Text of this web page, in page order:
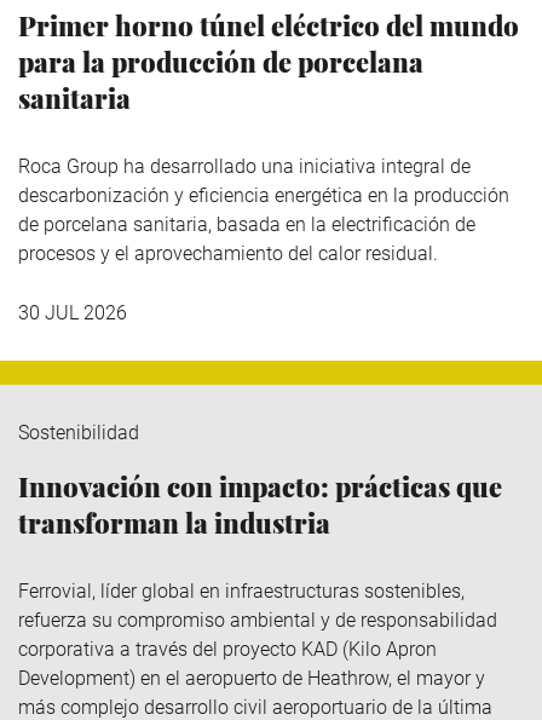
Primer horno túnel eléctrico del mundo
para la producción de porcelana
sanitaria
Roca Group ha desarrollado una iniciativa integral de
descarbonización y eficiencia energética en la producción
de porcelana sanitaria, basada en la electrificación de
procesos y el aprovechamiento del calor residual.
30 JUL 2026
Sostenibilidad
Innovación con impacto: prácticas que
transforman la industria
Ferrovial, líder global en infraestructuras sostenibles,
refuerza su compromiso ambiental y de responsabilidad
corporativa a través del proyecto KAD (Kilo Apron
Development) en el aeropuerto de Heathrow, el mayor y
más complejo desarrollo civil aeroportuario de la última